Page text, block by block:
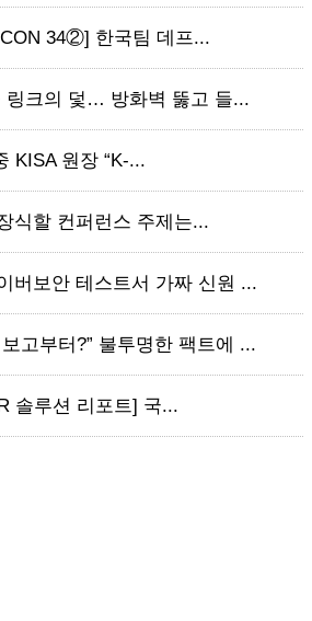
34②] 한국팀 데프...
링크의 덫… 방화벽 뚫고 들...
KISA 원장 “K-...
식할 컨퍼런스 주제는...
버보안 테스트서 가짜 신원 ...
고부터?” 불투명한 팩트에 ...
솔루션 리포트] 국...